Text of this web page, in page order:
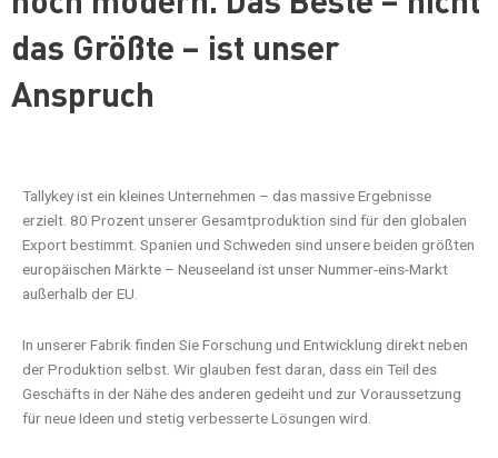
das Größte – ist unser
Anspruch
Tallykey ist ein kleines Unternehmen – das massive Ergebnisse
erzielt. 80 Prozent unserer Gesamtproduktion sind für den globalen
Export bestimmt. Spanien und Schweden sind unsere beiden größten
europäischen Märkte – Neuseeland ist unser Nummer-eins-Markt
außerhalb der EU.
In unserer Fabrik finden Sie Forschung und Entwicklung direkt neben
der Produktion selbst. Wir glauben fest daran, dass ein Teil des
Geschäfts in der Nähe des anderen gedeiht und zur Voraussetzung
für neue Ideen und stetig verbesserte Lösungen wird.